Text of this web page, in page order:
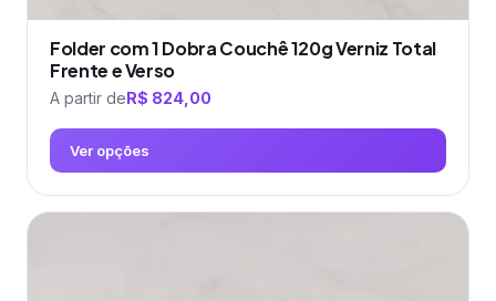
Folder com 1 Dobra Couchê 120g Verniz Total
Frente e Verso
A partir deR$ 824,00
Ver opções
Este
produto